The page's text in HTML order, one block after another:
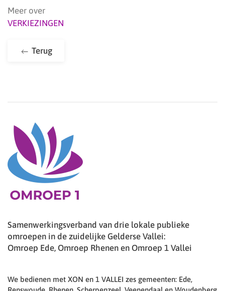
Meer over
VERKIEZINGEN
Terug
Samenwerkingsverband van drie lokale publieke
omroepen in de zuidelijke Gelderse Vallei:
Omroep Ede, Omroep Rhenen en Omroep 1 Vallei
We bedienen met XON en 1 VALLEI zes gemeenten: Ede,